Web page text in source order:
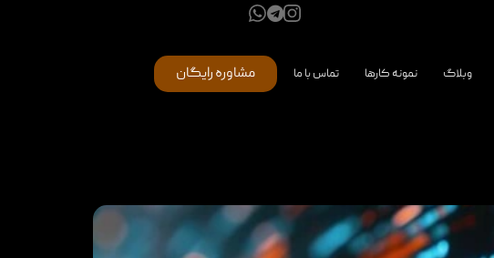
وبلاگ نمونه کارها تماس با ما مشاوره رایگان